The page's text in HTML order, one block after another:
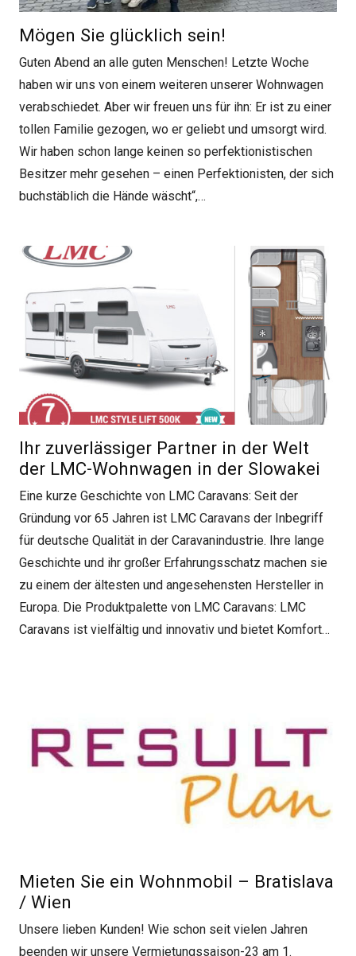
Mögen Sie glücklich sein!
Guten Abend an alle guten Menschen! Letzte Woche
haben wir uns von einem weiteren unserer Wohnwagen
verabschiedet. Aber wir freuen uns für ihn: Er ist zu einer
tollen Familie gezogen, wo er geliebt und umsorgt wird.
Wir haben schon lange keinen so perfektionistischen
Besitzer mehr gesehen – einen Perfektionisten, der sich
buchstäblich die Hände wäscht“,…
Ihr zuverlässiger Partner in der Welt
der LMC-Wohnwagen in der Slowakei
Eine kurze Geschichte von LMC Caravans: Seit der
Gründung vor 65 Jahren ist LMC Caravans der Inbegriff
für deutsche Qualität in der Caravanindustrie. Ihre lange
Geschichte und ihr großer Erfahrungsschatz machen sie
zu einem der ältesten und angesehensten Hersteller in
Europa. Die Produktpalette von LMC Caravans: LMC
Caravans ist vielfältig und innovativ und bietet Komfort…
Mieten Sie ein Wohnmobil – Bratislava
/ Wien
Unsere lieben Kunden! Wie schon seit vielen Jahren
beenden wir unsere Vermietungssaison-23 am 1.